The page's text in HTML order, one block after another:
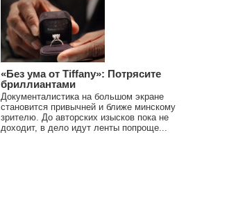
«Без ума от Tiffany»: Потрясите
бриллиантами
Документалистика на большом экране
становится привычней и ближе минскому
зрителю. До авторских изысков пока не
доходит, в дело идут ленты попроще...